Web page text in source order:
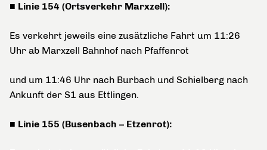
■ Linie 154 (Ortsverkehr Marxzell):
Es verkehrt jeweils eine zusätzliche Fahrt um 11:26
Uhr ab Marxzell Bahnhof nach Pfaffenrot
und um 11:46 Uhr nach Burbach und Schielberg nach
Ankunft der S1 aus Ettlingen.
■ Linie 155 (Busenbach – Etzenrot):